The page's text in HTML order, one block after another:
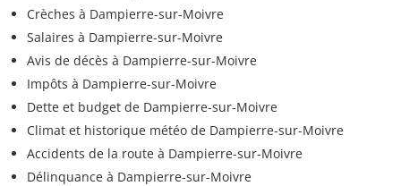
Crèches à Dampierre-sur-Moivre
Salaires à Dampierre-sur-Moivre
Avis de décès à Dampierre-sur-Moivre
Impôts à Dampierre-sur-Moivre
Dette et budget de Dampierre-sur-Moivre
Climat et historique météo de Dampierre-sur-Moivre
Accidents de la route à Dampierre-sur-Moivre
Délinquance à Dampierre-sur-Moivre